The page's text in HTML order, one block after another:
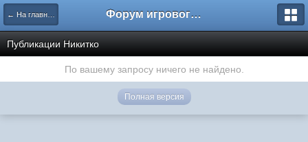
← На главную Форум игрового проекта Riverrise
Публикации Никитко
По вашему запросу ничего не найдено.
Полная версия